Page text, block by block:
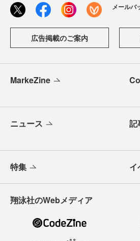
メールバ
広告掲載のご案内
MarkeZine
ニュース 記
特集 イ
翔泳社のWebメディア